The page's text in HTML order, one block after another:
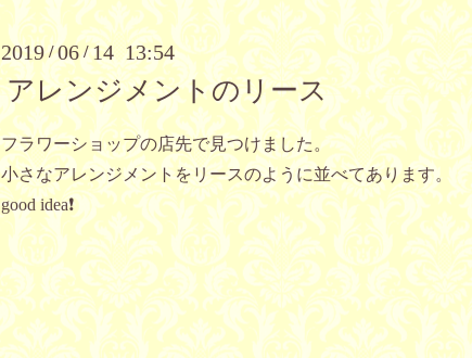
2019/06/14 13:54
アレンジメントのリース
フラワーショップの店先で見つけました。
小さなアレンジメントをリースのように並べてあります。
good idea❗️